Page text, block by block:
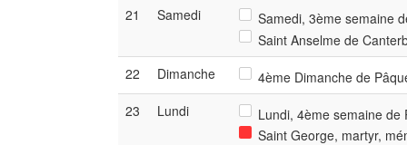
21
Samedi
Samedi, 3ème semaine
Saint Anselme de
22
Dimanche
4ème Dimanche de
23
Lundi
Lundi, 4ème semaine de
Saint George, martyr,